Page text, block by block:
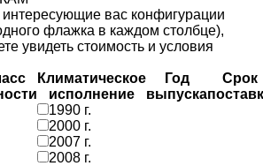
вас конфигурации
флажка в каждом столбце),
увидеть стоимость и условия
Климатическое
исполнение
Год
выпуска
Срок
1990 г.
2000 г.
2007 г.
2008 г.